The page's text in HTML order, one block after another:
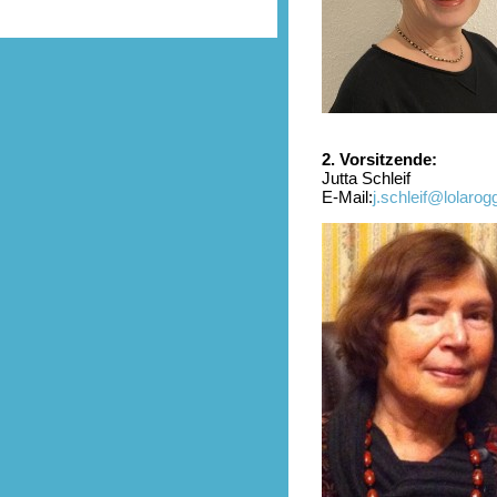
2. Vorsitzende:
Jutta Schleif
E-Mail: